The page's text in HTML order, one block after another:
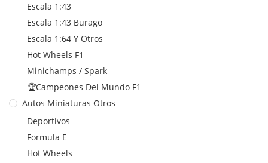
Escala 1:43
Escala 1:43 Burago
Escala 1:64 Y Otros
Hot Wheels F1
Minichamps / Spark
🏆Campeones Del Mundo F1
Autos Miniaturas Otros
Deportivos
Formula E
Hot Wheels